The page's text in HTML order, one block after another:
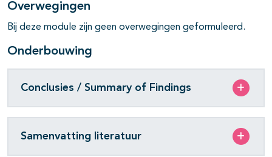
Overwegingen
Bij deze module zijn geen overwegingen geformuleerd.
Onderbouwing
Conclusies / Summary of Findings
Samenvatting literatuur